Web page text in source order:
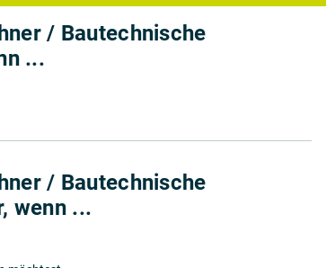
/ Bautechnische
...
/ Bautechnische
wenn ...